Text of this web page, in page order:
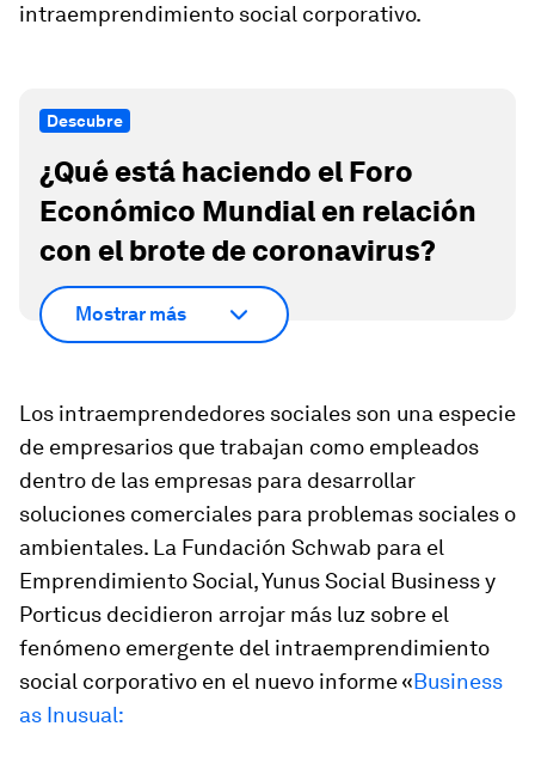
intraemprendimiento social corporativo.
Descubre
¿Qué está haciendo el Foro
Económico Mundial en relación
con el brote de coronavirus?
Mostrar más
Los intraemprendedores sociales son una especie
de empresarios que trabajan como empleados
dentro de las empresas para desarrollar
soluciones comerciales para problemas sociales o
ambientales. La Fundación Schwab para el
Emprendimiento Social, Yunus Social Business y
Porticus decidieron arrojar más luz sobre el
fenómeno emergente del intraemprendimiento
social corporativo en el nuevo informe «Business
as Inusual: